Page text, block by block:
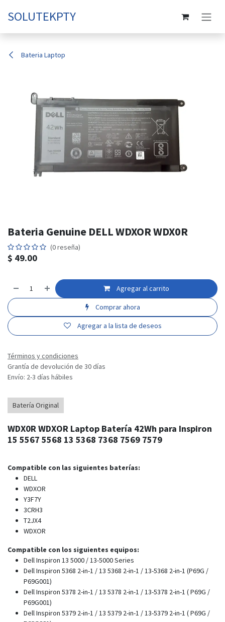
SOLUTEKPTY
Bateria Laptop
Bateria Genuine DELL WDXOR WDX0R
(0 reseña)
$ 49.00
Agregar al carrito
Comprar ahora
Agregar a la lista de deseos
Términos y condiciones
Grantía de devolución de 30 días
Envío: 2-3 días hábiles
Batería Original
WDX0R WDXOR Laptop Batería 42Wh para Inspiron
15 5567 5568 13 5368 7368 7569 7579
Compatible con las siguientes baterías:
DELL
WDXOR
Y3F7Y
3CRH3
T2JX4
WDXOR
Compatible con los siguientes equipos:
Dell Inspiron 13 5000 / 13-5000 Series
Dell Inspiron 5368 2-in-1 / 13 5368 2-in-1 / 13-5368 2-in-1 (P69G /
P69G001)
Dell Inspiron 5378 2-in-1 / 13 5378 2-in-1 / 13-5378 2-in-1 ( P69G /
P69G001)
Dell Inspiron 5379 2-in-1 / 13 5379 2-in-1 / 13-5379 2-in-1 ( P69G /